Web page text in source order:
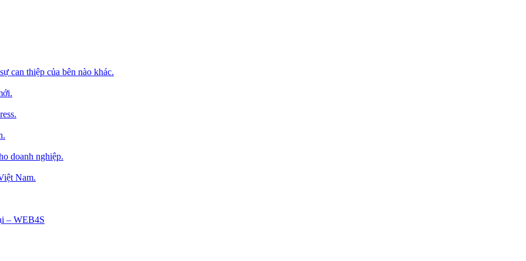
can thiệp của bên nào khác.
doanh nghiệp.
Nam.
– WEB4S